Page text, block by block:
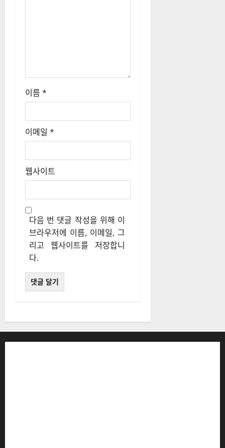
이름 *
이메일 *
웹사이트
다음 번 댓글 작성을 위해 이
브라우저에 이름, 이메일, 그
리고 웹사이트를 저장합니
다.